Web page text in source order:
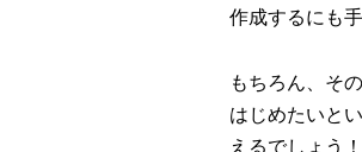
作成するにも
もちろん、そ
はじめたいと
えるでしょう！